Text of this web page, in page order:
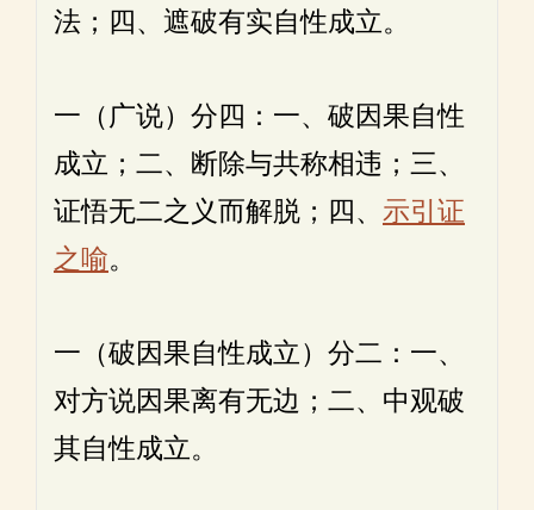
法；四、遮破有实自性成立。
一（广说）分四：一、破因果自性
成立；二、断除与共称相违；三、
证悟无二之义而解脱；四、 示引证
之喻。
一（破因果自性成立）分二：一、
对方说因果离有无边；二、中观破
其自性成立。